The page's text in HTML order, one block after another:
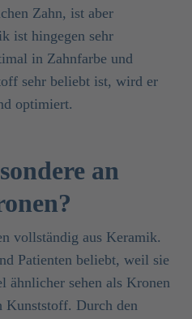
Zahn, ist aber
ist hingegen sehr
in Zahnfarbe und
sehr beliebt ist, wird er
optimiert.
an
vollständig aus Keramik.
Patienten beliebt, weil sie
ähnlicher sehen als Kronen
Kunststoff. Durch den